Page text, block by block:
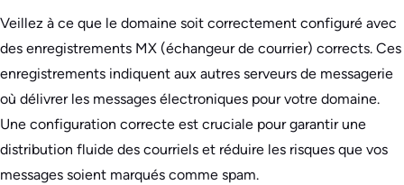
Veillez à ce que le domaine soit correctement configuré avec
des enregistrements MX (échangeur de courrier) corrects. Ces
enregistrements indiquent aux autres serveurs de messagerie
où délivrer les messages électroniques pour votre domaine.
Une configuration correcte est cruciale pour garantir une
distribution fluide des courriels et réduire les risques que vos
messages soient marqués comme spam.